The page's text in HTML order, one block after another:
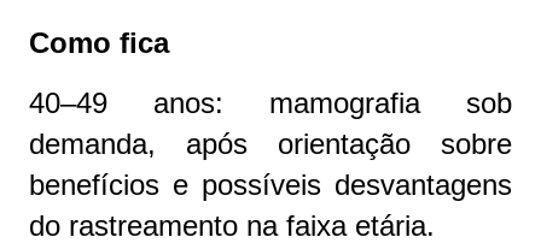
Como fica
40–49 anos: mamografia sob
demanda, após orientação sobre
benefícios e possíveis desvantagens
do rastreamento na faixa etária.